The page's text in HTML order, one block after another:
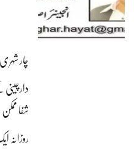
چار
شفا
روزانہ